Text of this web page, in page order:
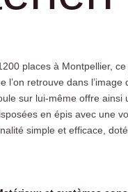
places à Montpellier,
retrouve dans l’image
sur lui-même offre ainsi
en épis avec une
simple et efficace,
de places, ce parc
en acier apparent
l’Ingénierie au feu réel